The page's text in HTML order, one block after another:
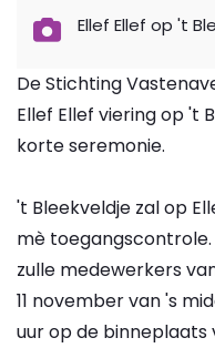
Ellef Ellef op 't
De Stichting
Ellef Ellef viering op 't
korte seremonie.
't Bleekveldje zal op
mè
zulle medewerkers
11 november van 's
uur op de